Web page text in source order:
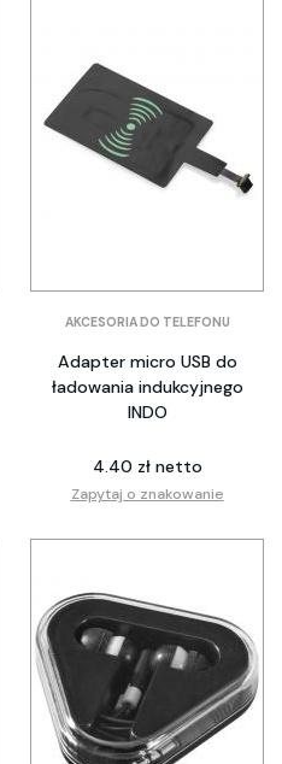
AKCESORIA DO TELEFONU
Adapter micro USB do
ładowania indukcyjnego
INDO
4.40 zł netto
Zapytaj o znakowanie